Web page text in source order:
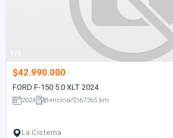
1/1
$42.990.000
FORD F-150 5.0 XLT 2024
2024 Bencina 67365 km
La Cisterna